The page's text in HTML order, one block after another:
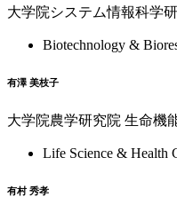
大学院システム情報科学
Biotechnology &
有澤 美枝子
大学院農学研究院 生命機
Life Science & Health
有村 秀孝